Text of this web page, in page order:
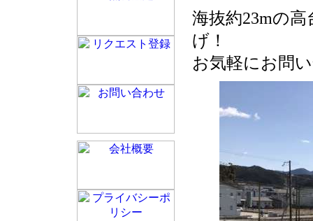
海抜約23mの
げ！
お気軽にお問